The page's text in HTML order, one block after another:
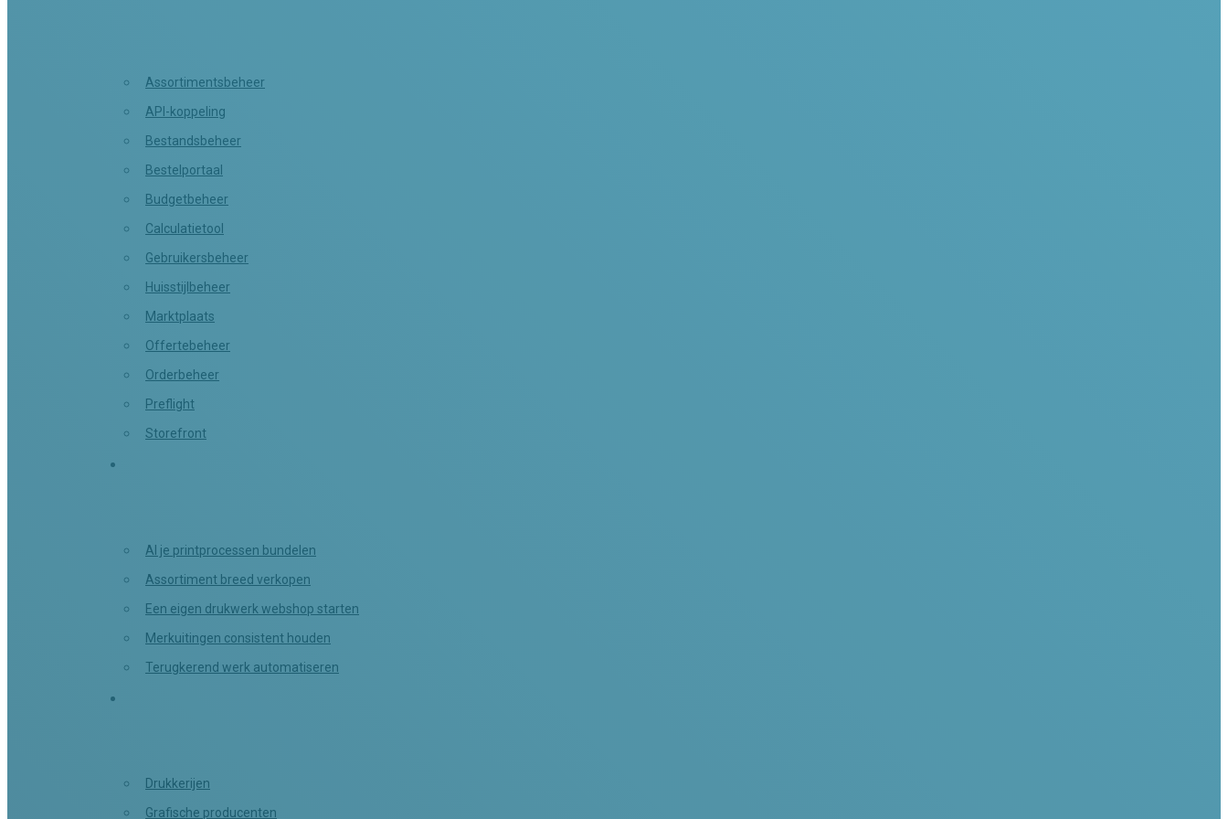
Assortimentsbeheer
API-koppeling
Bestandsbeheer
Bestelportaal
Budgetbeheer
Calculatietool
Gebruikersbeheer
Huisstijlbeheer
Marktplaats
Offertebeheer
Orderbeheer
Preflight
Storefront
Al je printprocessen bundelen
Assortiment breed verkopen
Een eigen drukwerk webshop starten
Merkuitingen consistent houden
Terugkerend werk automatiseren
Drukkerijen
Grafische producenten